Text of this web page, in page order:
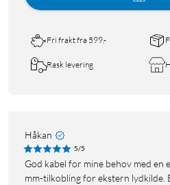
Fri frakt fra 599,-
Rask levering
Håkan
5/5
God kabel for mine behov med en eldre bil utstyrt med 3,5
mm-tilkobling for ekstern lydkilde.